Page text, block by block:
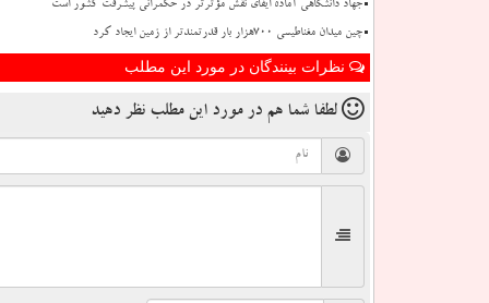
جهاد دانشگاهی آماده ایفای نقش مؤثرتر در حکمرانی پیشرفت کشور است
چین میدان مغناطیسی ۷۰۰هزار بار قدرتمندتر از زمین ایجاد کرد
نظرات بینندگان در مورد این مطلب
لطفا شما هم در مورد این مطلب نظر دهید